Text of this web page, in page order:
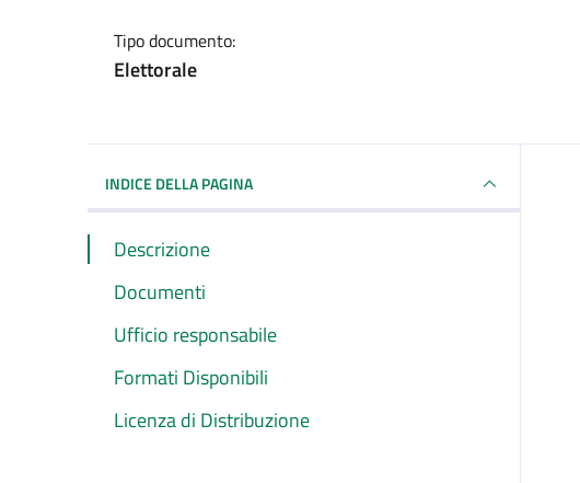
Tipo documento:
Elettorale
INDICE DELLA PAGINA
Descrizione
Documenti
Ufficio responsabile
Formati Disponibili
Licenza di Distribuzione